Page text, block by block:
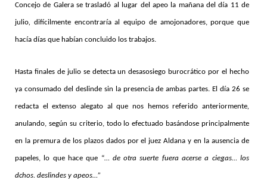
Concejo de Galera se trasladó al lugar del apeo la mañana del día 11 de
julio, difícilmente encontraría al equipo de amojonadores, porque que
hacía días que habían concluido los trabajos.
Hasta finales de julio se detecta un desasosiego burocrático por el hecho
ya consumado del deslinde sin la presencia de ambas partes. El día 26 se
redacta el extenso alegato al que nos hemos referido anteriormente,
anulando, según su criterio, todo lo efectuado basándose principalmente
en la premura de los plazos dados por el juez Aldana y en la ausencia de
papeles, lo que hace que “… de otra suerte fuera acerse a ciegas… los
dchos. deslindes y apeos…”